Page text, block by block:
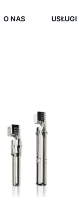
O NAS USŁUGI